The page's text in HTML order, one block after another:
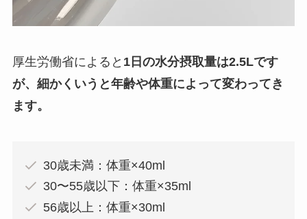
厚生労働省によると 1日の水分摂取量は2.5Lです
が、細かくいうと年齢や体重によって変わってき
ます。
30歳未満：体重×40ml
30〜55歳以下：体重×35ml
56歳以上：体重×30ml